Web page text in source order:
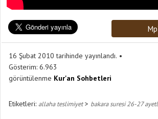
16 Şubat 2010 tarihinde yayınlandı.
Gösterim: 6.963
görüntülenme Kur'an Sohbetleri
Etiketleri: allaha teslimiyet> bakara suresi 26-27